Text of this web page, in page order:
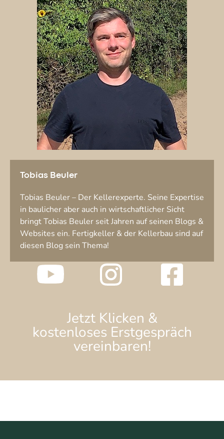
Tobias Beuler
Tobias Beuler – Der Kellerexperte. Seine Expertise
in baulicher aber auch in wirtschaftlicher Sicht
bringt Tobias Beuler seit Jahren auf seinen Blogs &
Websites ein. Fertigkeller & der Kellerbau sind auf
diesen Blog sein Thema!
Jetzt Klicken &
kostenloses Erstgespräch
vereinbaren!